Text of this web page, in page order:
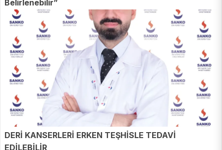
Belirlenebilir”
DERİ KANSERLERİ ERKEN TEŞHİSLE TEDAVİ
EDİLEBİLİR